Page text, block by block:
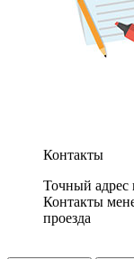
Контакты
Точный адрес
Контакты
проезда